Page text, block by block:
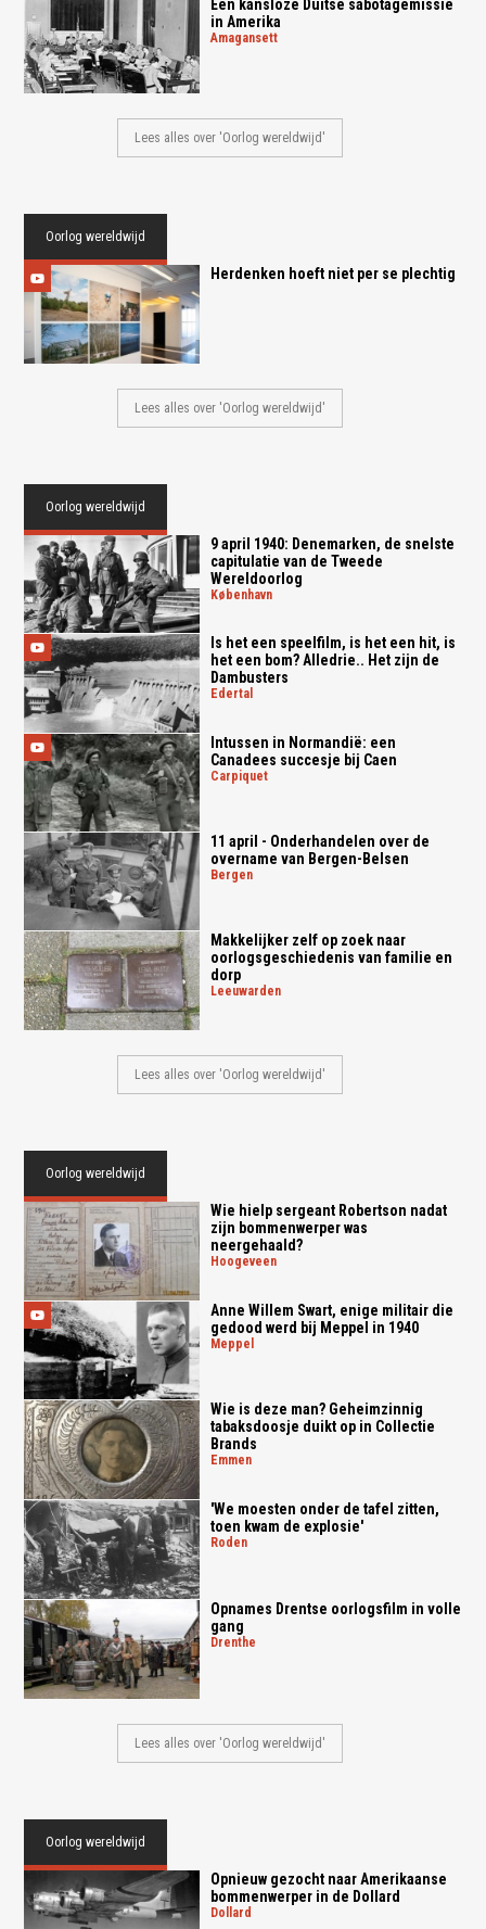
Een kansloze Duitse sabotagemissie
in Amerika
amagansett
Lees alles over 'Oorlog wereldwijd'
Oorlog wereldwijd
Herdenken hoeft niet per se plechtig
Lees alles over 'Oorlog wereldwijd'
Oorlog wereldwijd
9 april 1940: Denemarken, de snelste
capitulatie van de Tweede
Wereldoorlog
københavn
Is het een speelfilm, is het een hit, is
het een bom? Alledrie.. Het zijn de
Dambusters
edertal
Intussen in Normandië: een
Canadees succesje bij Caen
carpiquet
11 april - Onderhandelen over de
overname van Bergen-Belsen
bergen
Makkelijker zelf op zoek naar
oorlogsgeschiedenis van familie en
dorp
leeuwarden
Lees alles over 'Oorlog wereldwijd'
Oorlog wereldwijd
Wie hielp sergeant Robertson nadat
zijn bommenwerper was
neergehaald?
hoogeveen
Anne Willem Swart, enige militair die
gedood werd bij Meppel in 1940
meppel
Wie is deze man? Geheimzinnig
tabaksdoosje duikt op in Collectie
Brands
emmen
'We moesten onder de tafel zitten,
toen kwam de explosie'
roden
Opnames Drentse oorlogsfilm in volle
gang
drenthe
Lees alles over 'Oorlog wereldwijd'
Oorlog wereldwijd
Opnieuw gezocht naar Amerikaanse
bommenwerper in de Dollard
dollard